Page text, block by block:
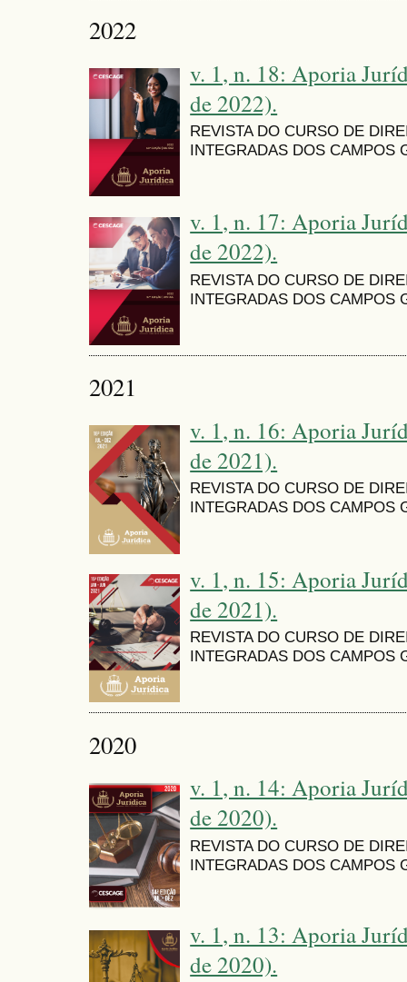
2022
v. 1, n. 18: Aporia
de 2022).
REVISTA DO CURSO DE
INTEGRADAS DOS CAMPOS
v. 1, n. 17: Aporia
de 2022).
REVISTA DO CURSO DE
INTEGRADAS DOS CAMPOS
2021
v. 1, n. 16: Aporia
de 2021).
REVISTA DO CURSO DE
INTEGRADAS DOS CAMPOS
v. 1, n. 15: Aporia
de 2021).
REVISTA DO CURSO DE
INTEGRADAS DOS CAMPOS
2020
v. 1, n. 14: Aporia
de 2020).
REVISTA DO CURSO DE
INTEGRADAS DOS CAMPOS
v. 1, n. 13: Aporia
de 2020).